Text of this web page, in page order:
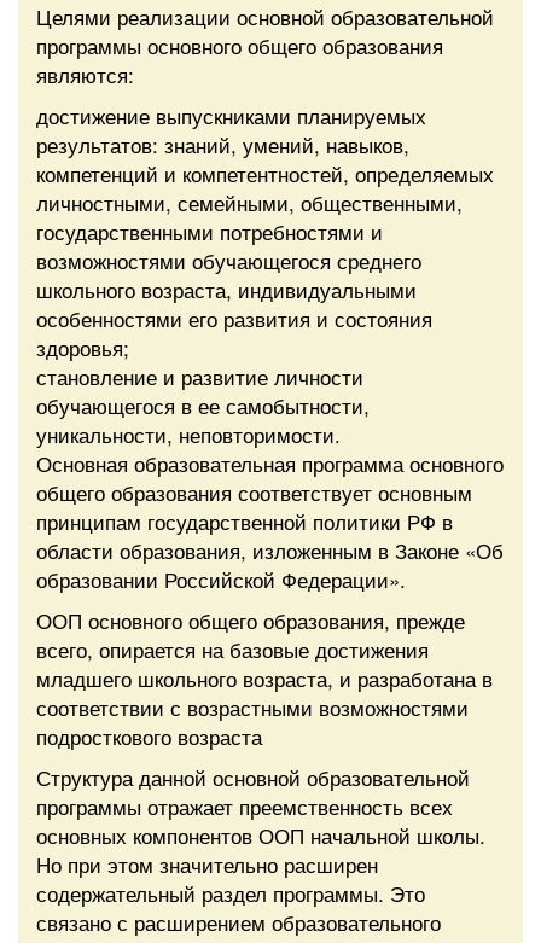
Целями реализации основной образовательной
программы основного общего образования
являются:
достижение выпускниками планируемых
результатов: знаний, умений, навыков,
компетенций и компетентностей, определяемых
личностными, семейными, общественными,
государственными потребностями и
возможностями обучающегося среднего
школьного возраста, индивидуальными
особенностями его развития и состояния
здоровья;
становление и развитие личности
обучающегося в ее самобытности,
уникальности, неповторимости.
Основная образовательная программа основного
общего образования соответствует основным
принципам государственной политики РФ в
области образования, изложенным в Законе «Об
образовании Российской Федерации».
ООП основного общего образования, прежде
всего, опирается на базовые достижения
младшего школьного возраста, и разработана в
соответствии с возрастными возможностями
подросткового возраста
Структура данной основной образовательной
программы отражает преемственность всех
основных компонентов ООП начальной школы.
Но при этом значительно расширен
содержательный раздел программы. Это
связано с расширением образовательного